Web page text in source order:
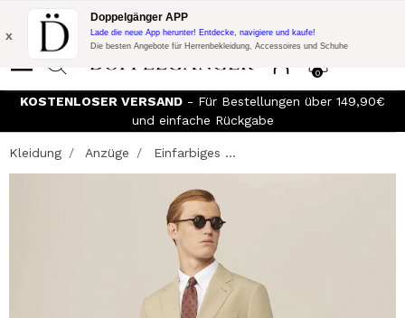
Blitzangebot:
10% Extra-Rabatt auf 300€ Einkauf mit Code:
DOPPEL300
0
x
Doppelgänger APP
Lade die neue App herunter! Entdecke, navigiere und kaufe!
Die besten Angebote für Herrenbekleidung, Accessoires und Schuhe
KOSTENLOSER VERSAND - Für Bestellungen über 149,90€
und einfache Rückgabe
Kleidung Anzüge Einfarbiges ...